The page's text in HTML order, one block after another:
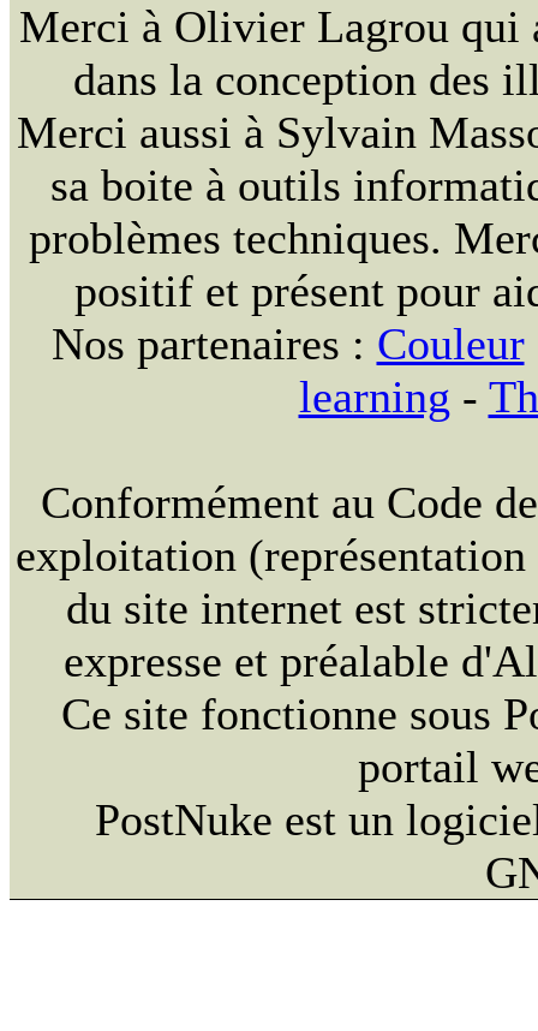
Merci à Olivier Lagrou qui
dans la conception des
Merci aussi à Sylvain
sa boite à outils
problèmes techniques.
positif et présent pour
Nos partenaires : Couleur
learning -
Conformément au Code
exploitation
du site internet est
expresse et préalable
Ce site fonctionne sous
portail
PostNuke est un